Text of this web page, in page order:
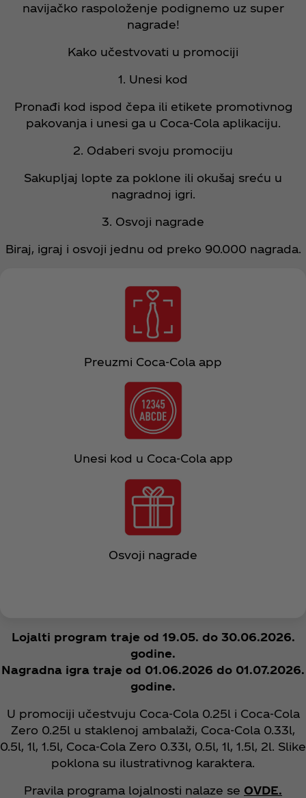
navijačko raspoloženje podignemo uz super
nagrade!​
Kako učestvovati u promociji​
1. Unesi kod​
Pronađi kod ispod čepa ili etikete promotivnog
pakovanja i unesi ga u Coca‑Cola aplikaciju.​
2. Odaberi svoju promociju​
Sakupljaj lopte za poklone ili okušaj sreću u
nagradnoj igri.​
3. Osvoji nagrade​
Biraj, igraj i osvoji jednu od preko 90.000 nagrada.
Preuzmi Coca‑Cola app
Unesi kod u Coca‑Cola app
Osvoji nagrade
Lojalti program traje od 19.05. do 30.06.2026.
godine.​
Nagradna igra traje od 01.06.2026 do 01.07.2026.
godine.​
U promociji učestvuju Coca‑Cola 0.25l i Coca‑Cola
Zero 0.25l u staklenoj ambalaži, Coca‑Cola 0.33l,
0.5l, 1l, 1.5l, Coca‑Cola Zero 0.33l, 0.5l, 1l, 1.5l, 2l. Slike
poklona su ilustrativnog karaktera.​
Pravila programa lojalnosti nalaze se OVDE.